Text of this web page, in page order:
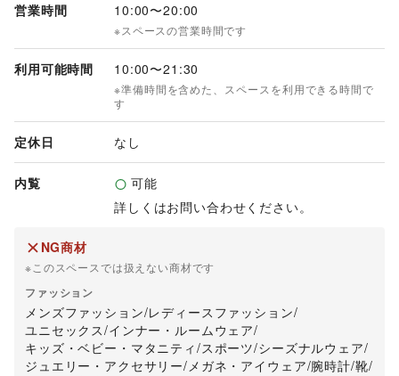
営業時間 10:00〜20:00
※スペースの営業時間です
利用可能時間 10:00〜21:30
※準備時間を含めた、スペースを利用できる時間で
す
定休日 なし
内覧
可能
詳しくはお問い合わせください。
NG商材
※このスペースでは扱えない商材です
ファッション
メンズファッション/レディースファッション/
ユニセックス/インナー・ルームウェア/
キッズ・ベビー・マタニティ /スポーツ/シーズナルウェア/
ジュエリー・アクセサリー/メガネ・アイウェア/腕時計/靴/